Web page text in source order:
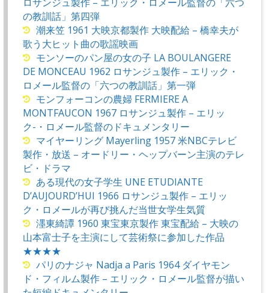
の教訓話」第四弾
潮来笠 1961 大映京都製作 大映配給 – 橋幸夫が
歌う大ヒット曲の歌謡映画
モンソーのパン屋の女の子 LA BOULANGERE
DE MONCEAU 1962 ロサンジュ製作 – エリック・
ロメール監督の「六つの教訓話」第一弾
モンフォーコンの農婦 FERMIERE A
MONTFAUCON 1967 ロサンジュ製作 – エリッ
ク-・ロメール監督のドキュメンタリー
マイヤーリング Mayerling 1957 米NBCテレビ
製作・放送 – オードリー・ヘップバーン主演のテレ
ビ・ドラマ
ある現代の女子学生 UNE ETUDIANTE
D’AUJOURD’HUI 1966 ロサンジュ製作 – エリッ
ク・ロメールが再び挑んだ当世女学生気質
濹東綺譚 1960 東宝東京製作 東宝配給 – 大映の
山本富士子を主演にして芸術祭に参加した作品
★★★★
パリのナジャ Nadja a Paris 1964 ダイヤモン
ド・フィルム製作 – エリック・ロメール監督が描い